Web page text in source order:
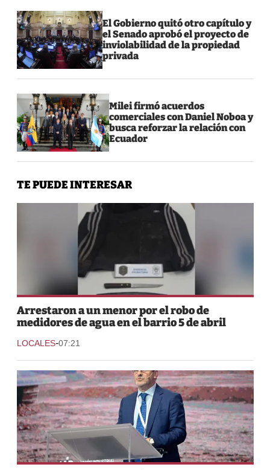
El Gobierno quitó otro capítulo y
el Senado aprobó el proyecto de
inviolabilidad de la propiedad
privada
Milei firmó acuerdos
comerciales con Daniel Noboa y
busca reforzar la relación con
Ecuador
TE PUEDE INTERESAR
Arrestaron a un menor por el robo de
medidores de agua en el barrio 5 de abril
LOCALES-07:21